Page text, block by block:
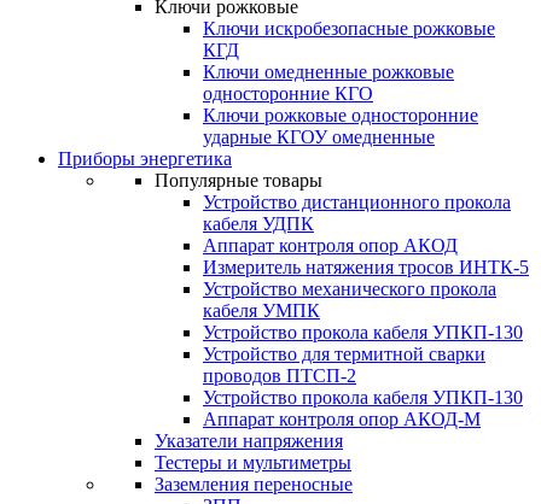
Ключи рожковые
Ключи искробезопасные рожковые
КГД
Ключи омедненные рожковые
односторонние КГО
Ключи рожковые односторонние
ударные КГОУ омедненные
Приборы энергетика
Популярные товары
Устройство дистанционного прокола
кабеля УДПК
Аппарат контроля опор АКОД
Измеритель натяжения тросов ИНТК-5
Устройство механического прокола
кабеля УМПК
Устройство прокола кабеля УПКП-130
Устройство для термитной сварки
проводов ПТСП-2
Устройство прокола кабеля УПКП-130
Аппарат контроля опор АКОД-М
Указатели напряжения
Тестеры и мультиметры
Заземления переносные